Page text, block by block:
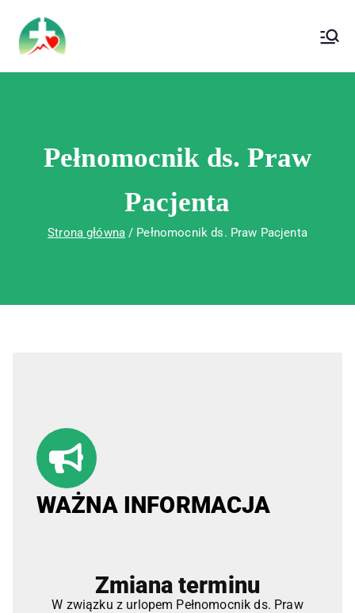
Wojewódzki Szpital Specjalistyczny im.
Św. Rafała w Czerwonej Górze
Pełnomocnik ds. Praw
Pacjenta
Strona główna Pełnomocnik ds. Praw Pacjenta
WAŻNA INFORMACJA
Zmiana terminu
W związku z urlopem Pełnomocnik ds. Praw